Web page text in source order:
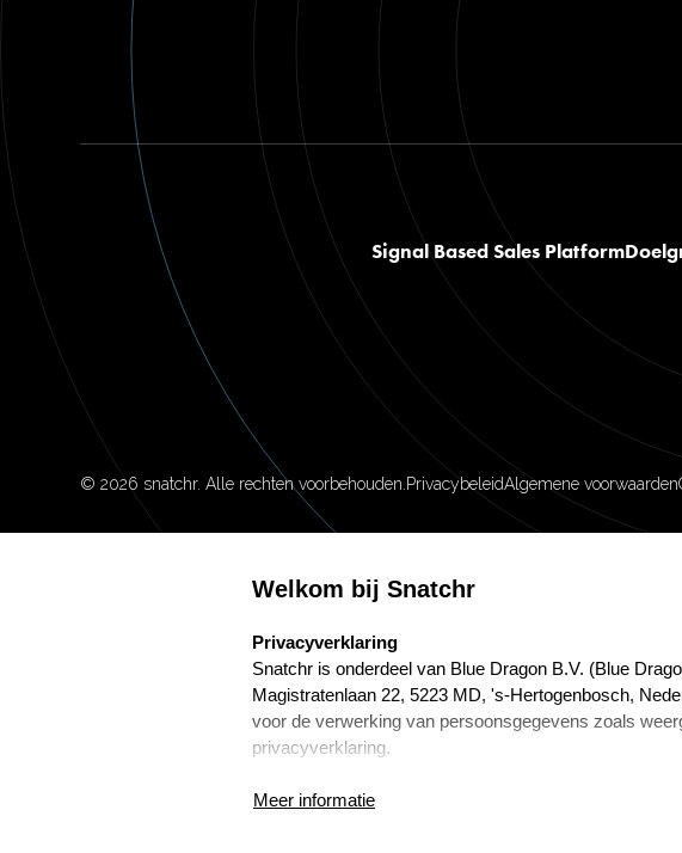
Signal Based Sales Platform
©2026 snatchr. Alle rechten voorbehouden. PrivacybeleidAlgemene voorwaarden
Welkom bij Snatchr
select language
Privacyverklaring
Snatchr is onderdeel van Blue Dragon B.V. (Blue
Magistratenlaan 22, 5223 MD, 's-Hertogenbosch,
voor de verwerking van persoonsgegevens zoals
privacyverklaring.
Frans Wijnenga is de Functionaris
Meer informatie